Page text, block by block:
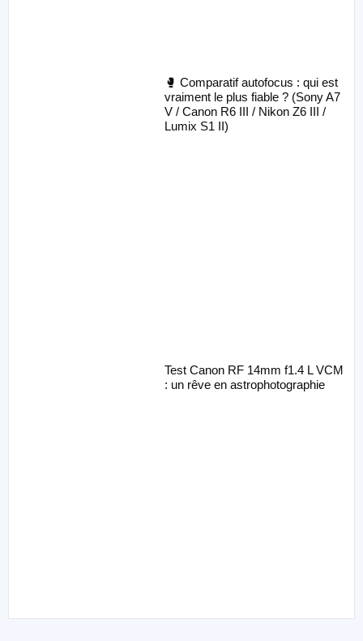
🥊 Comparatif autofocus : qui est
vraiment le plus fiable ? (Sony A7
V / Canon R6 III / Nikon Z6 III /
Lumix S1 II)
Test Canon RF 14mm f1.4 L VCM
: un rêve en astrophotographie